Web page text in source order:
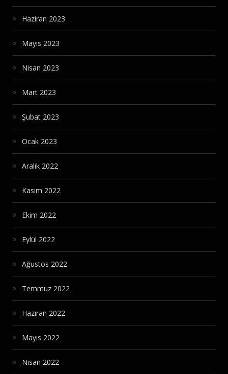
Haziran 2023
Mayıs 2023
Nisan 2023
Mart 2023
Şubat 2023
Ocak 2023
Aralık 2022
Kasım 2022
Ekim 2022
Eylül 2022
Ağustos 2022
Temmuz 2022
Haziran 2022
Mayıs 2022
Nisan 2022